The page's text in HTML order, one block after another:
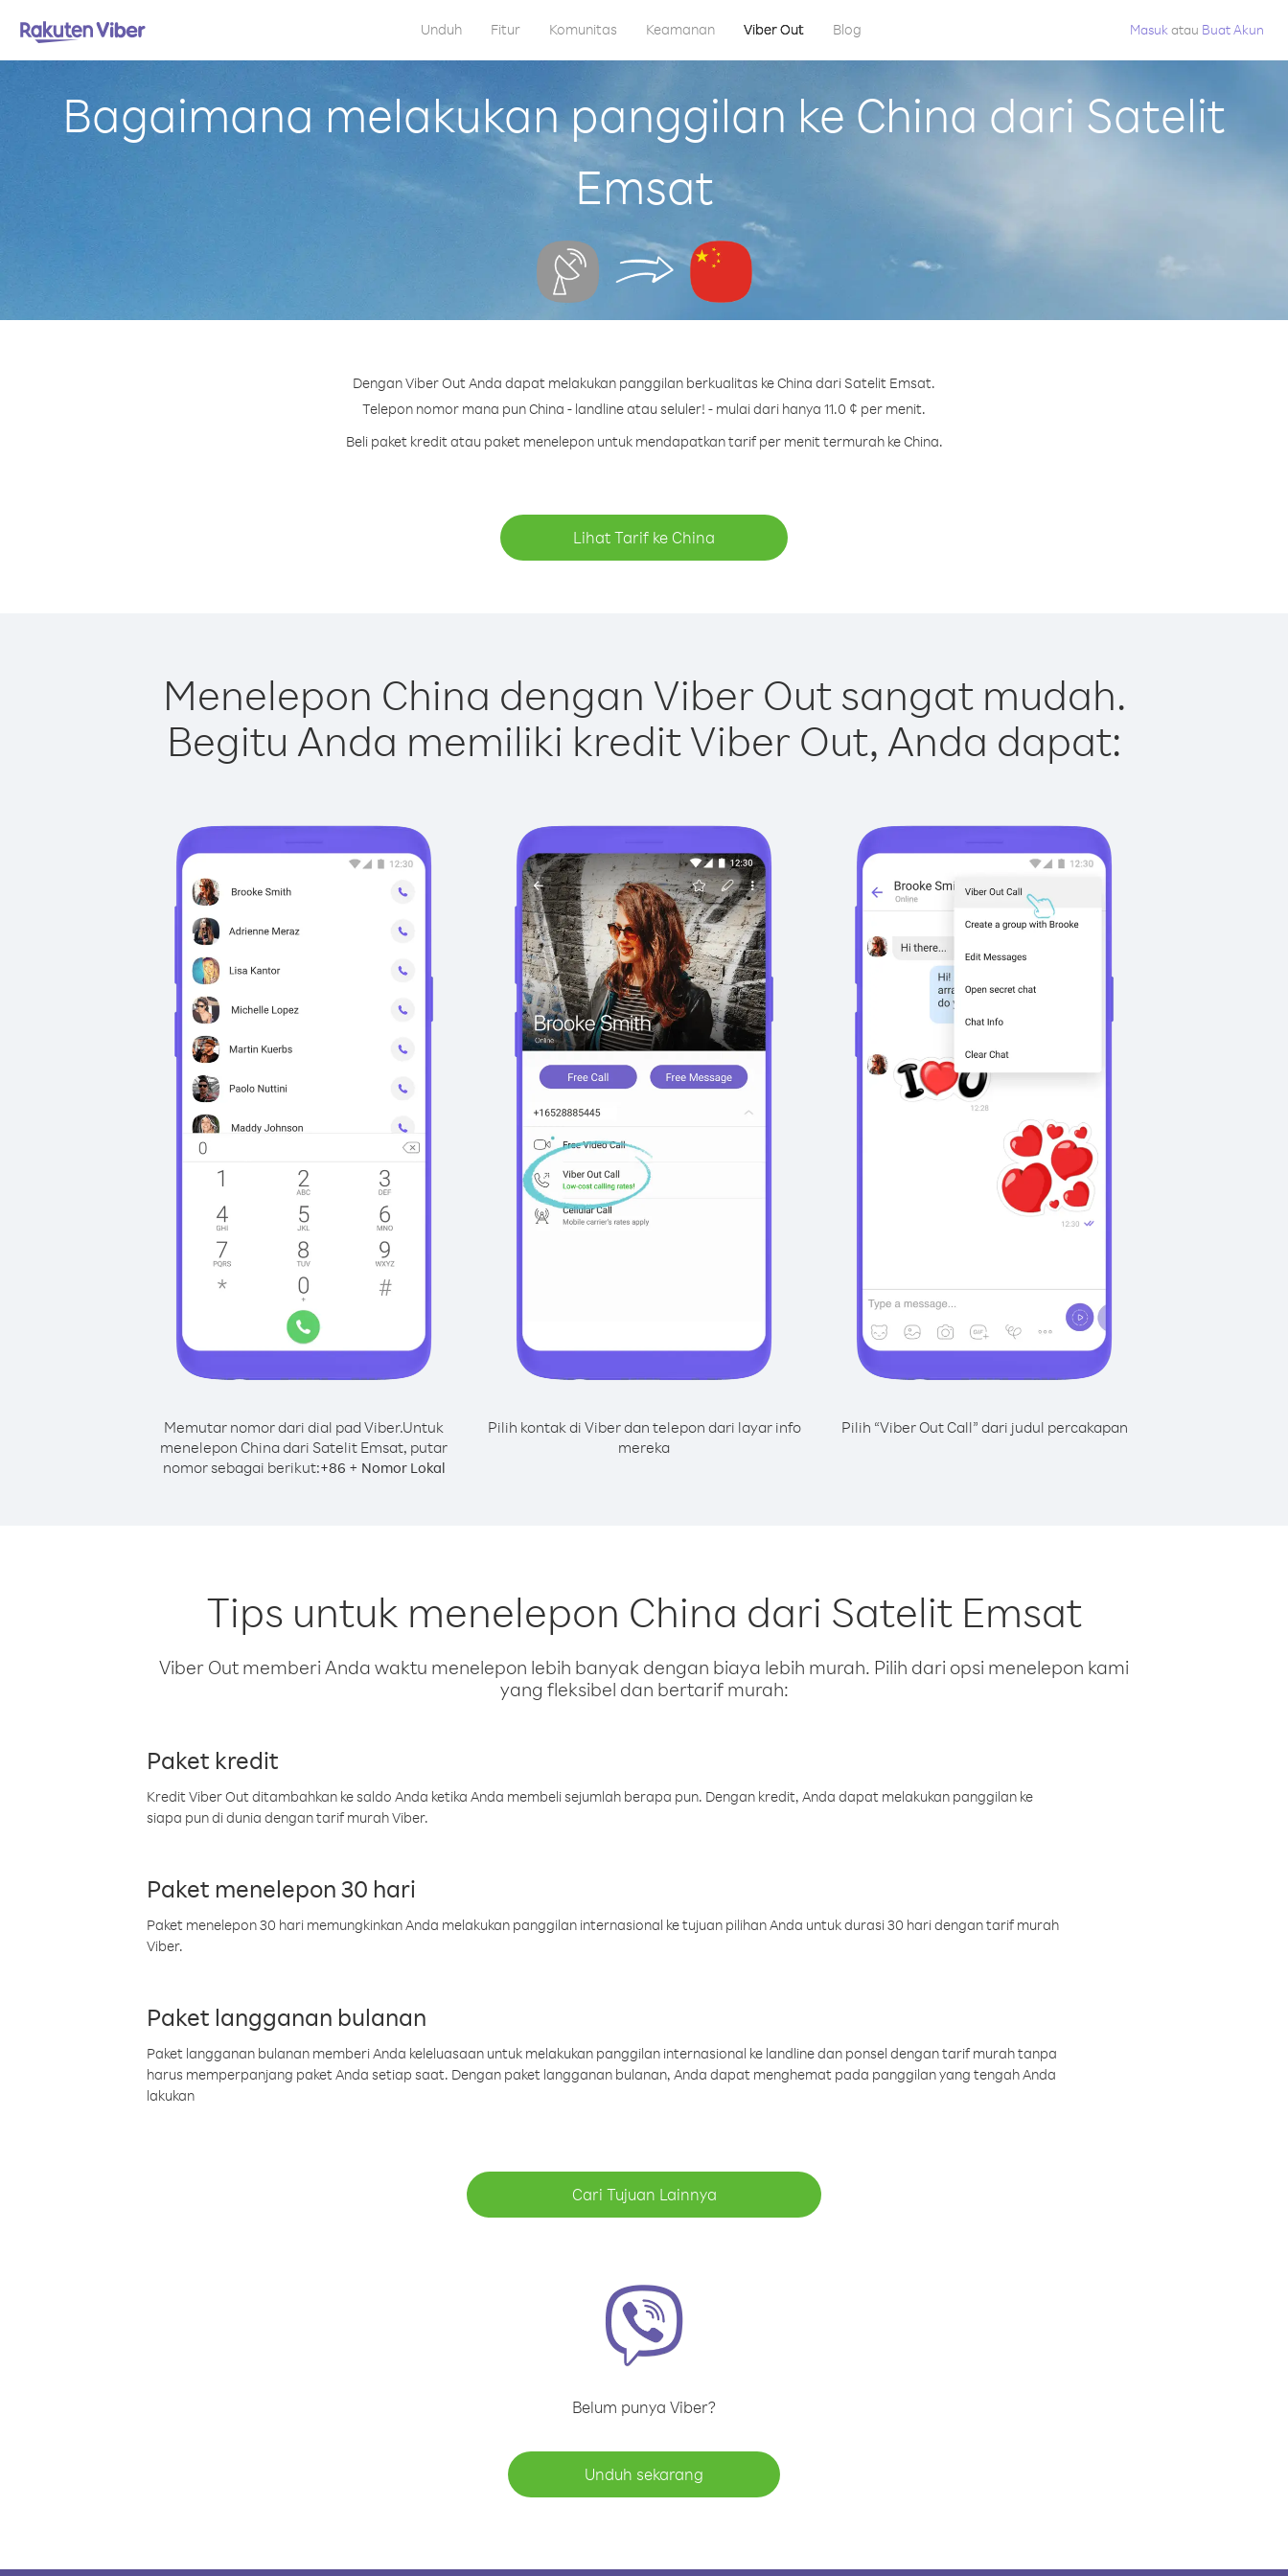
Unduh Fitur Komunitas Keamanan Viber Out Blog Masuk atau Buat Akun
Bagaimana melakukan panggilan ke China dari Satelit
Emsat
Dengan Viber Out Anda dapat melakukan panggilan berkualitas ke China dari Satelit Emsat.
Telepon nomor mana pun China - landline atau seluler! - mulai dari hanya 11.0 ¢ per menit.
Beli paket kredit atau paket menelepon untuk mendapatkan tarif per menit termurah ke China.
Lihat Tarif ke China
Menelepon China dengan Viber Out sangat mudah.
Begitu Anda memiliki kredit Viber Out, Anda dapat:
Memutar nomor dari dial pad Viber.Untuk
menelepon China dari Satelit Emsat, putar
nomor sebagai berikut:+86 + Nomor Lokal
Pilih kontak di Viber dan telepon dari layar info
mereka
Pilih “Viber Out Call” dari judul percakapan
Tips untuk menelepon China dari Satelit Emsat
Viber Out memberi Anda waktu menelepon lebih banyak dengan biaya lebih murah. Pilih dari opsi menelepon kami
yang fleksibel dan bertarif murah:
Paket kredit
Kredit Viber Out ditambahkan ke saldo Anda ketika Anda membeli sejumlah berapa pun. Dengan kredit, Anda dapat melakukan panggilan ke
siapa pun di dunia dengan tarif murah Viber.
Paket menelepon 30 hari
Paket menelepon 30 hari memungkinkan Anda melakukan panggilan internasional ke tujuan pilihan Anda untuk durasi 30 hari dengan tarif murah
Viber.
Paket langganan bulanan
Paket langganan bulanan memberi Anda keleluasaan untuk melakukan panggilan internasional ke landline dan ponsel dengan tarif murah tanpa
harus memperpanjang paket Anda setiap saat. Dengan paket langganan bulanan, Anda dapat menghemat pada panggilan yang tengah Anda
lakukan
Cari Tujuan Lainnya
Belum punya Viber?
Unduh sekarang